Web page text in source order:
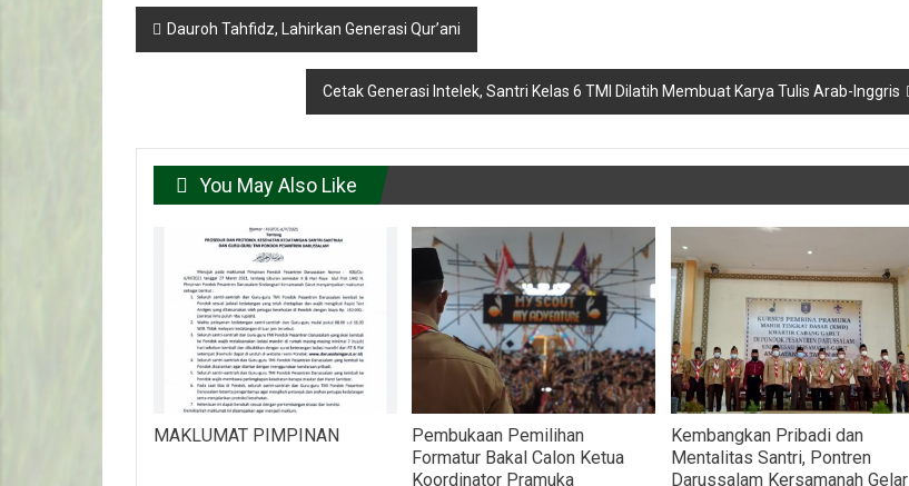
Post
navigation
Dauroh Tahfidz, Lahirkan Generasi Qur’ani
Cetak Generasi Intelek, Santri Kelas 6 TMI Dilatih Membuat Karya Tulis Arab-Inggris
You May Also Like
MAKLUMAT PIMPINAN
Pembukaan Pemilihan
Formatur Bakal Calon Ketua
Koordinator Pramuka
Kembangkan Pribadi dan
Mentalitas Santri, Pontren
Darussalam Kersamanah Gelar